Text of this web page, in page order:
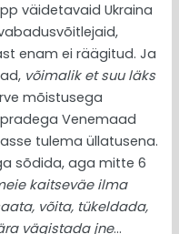
väidetavaid Ukraina
enam ei räägitud. Ja
võimalik et suu läks
mõistusega
Venemaad
tulema üllatusena.
sõdida, aga mitte 6
kaitseväe ilma
võita, tükeldada,
vägistada jne…